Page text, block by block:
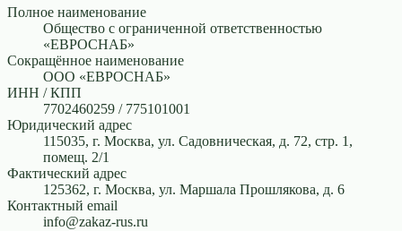
Полное наименование
Общество с ограниченной ответственностью
«ЕВРОСНАБ»
Сокращённое наименование
ООО «ЕВРОСНАБ»
ИНН / КПП
7702460259 / 775101001
Юридический адрес
115035, г. Москва, ул. Садовническая, д. 72, стр. 1,
помещ. 2/1
Фактический адрес
125362, г. Москва, ул. Маршала Прошлякова, д. 6
Контактный email
info@zakaz-rus.ru